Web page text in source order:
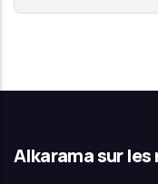
Alkarama sur